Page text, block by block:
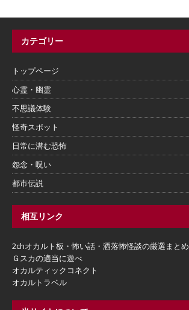
カテゴリー
トップページ
心霊・幽霊
不思議体験
怪奇スポット
日常に潜む恐怖
怨念・呪い
都市伝説
相互リンク
2chオカルト板・怖い話・洒落怖怪談の厳選まとめ
Ｇスカの適当に遊べ
オカルティックコネクト
オカルトラベル